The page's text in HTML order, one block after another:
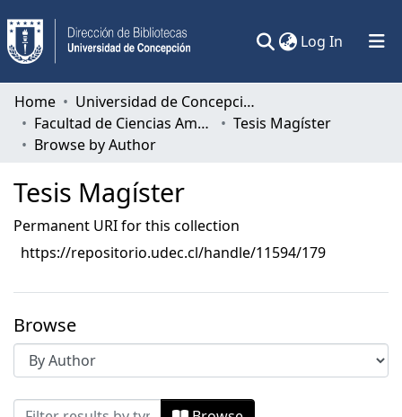
Log In (current)
Communities & Collections
All of DSpace
Home
Universidad de Concepción
Facultad de Ciencias Ambientales
Tesis Magíster
Browse by Author
Tesis Magíster
Permanent URI for this collection
https://repositorio.udec.cl/handle/11594/179
Browse
Browsing Tesis Magíster by Author